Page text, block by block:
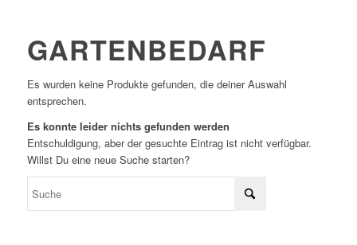
GARTENBEDARF
Es wurden keine Produkte gefunden, die deiner Auswahl
entsprechen.
Es konnte leider nichts gefunden werden
Entschuldigung, aber der gesuchte Eintrag ist nicht verfügbar.
Willst Du eine neue Suche starten?